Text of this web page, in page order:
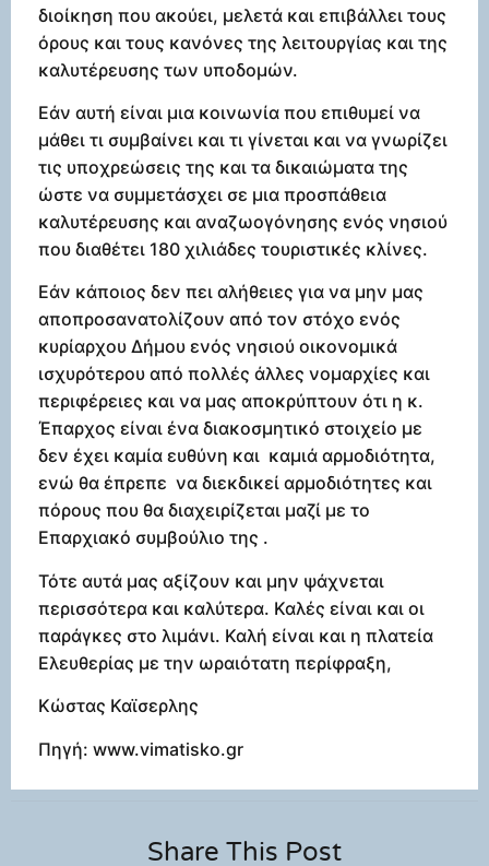
διοίκηση που ακούει, μελετά και επιβάλλει τους
όρους και τους κανόνες της λειτουργίας και της
καλυτέρευσης των υποδομών.
Εάν αυτή είναι μια κοινωνία που επιθυμεί να
μάθει τι συμβαίνει και τι γίνεται και να γνωρίζει
τις υποχρεώσεις της και τα δικαιώματα της
ώστε να συμμετάσχει σε μια προσπάθεια
καλυτέρευσης και αναζωογόνησης ενός νησιού
που διαθέτει 180 χιλιάδες τουριστικές κλίνες.
Εάν κάποιος δεν πει αλήθειες για να μην μας
αποπροσανατολίζουν από τον στόχο ενός
κυρίαρχου Δήμου ενός νησιού οικονομικά
ισχυρότερου από πολλές άλλες νομαρχίες και
περιφέρειες και να μας αποκρύπτουν ότι η κ.
Έπαρχος είναι ένα διακοσμητικό στοιχείο με
δεν έχει καμία ευθύνη και καμιά αρμοδιότητα,
ενώ θα έπρεπε να διεκδικεί αρμοδιότητες και
πόρους που θα διαχειρίζεται μαζί με το
Επαρχιακό συμβούλιο της .
Τότε αυτά μας αξίζουν και μην ψάχνεται
περισσότερα και καλύτερα. Καλές είναι και οι
παράγκες στο λιμάνι. Καλή είναι και η πλατεία
Ελευθερίας με την ωραιότατη περίφραξη,
Κώστας Καϊσερλης
Πηγή: www.vimatisko.gr
Share This Post